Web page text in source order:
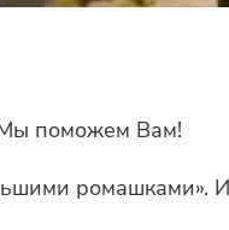
Мы поможем Вам!
ромашками».